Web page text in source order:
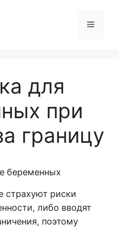
Меню
для
при
границу
страхуют риски
либо вводят
поэтому